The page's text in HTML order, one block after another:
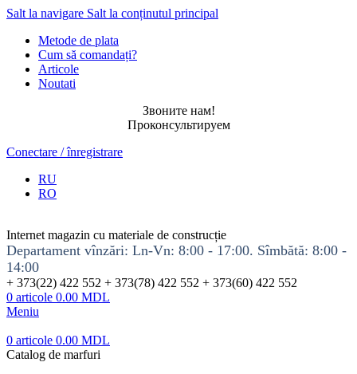
Salt la navigare Salt la conținutul principal
Metode de plata
Cum să comandați?
Articole
Noutati
Звоните нам!
Проконсультируем
Conectare / înregistrare
RU
RO
Internet magazin cu materiale de construcție
Departament vînzări: Ln-Vn: 8:00 - 17:00. Sîmbătă: 8:00 -
14:00
+ 373(22) 422 552 + 373(78) 422 552 + 373(60) 422 552
0 articole 0.00 MDL
Meniu
0 articole 0.00 MDL
Catalog de marfuri